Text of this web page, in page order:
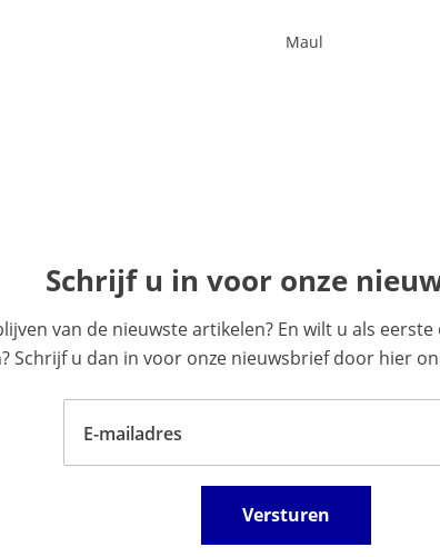
Maul
Schrijf u in voor onze
van de nieuwste artikelen? En wilt u als
Schrijf u dan in voor onze nieuwsbrief door hier
E-mailadres
Versturen